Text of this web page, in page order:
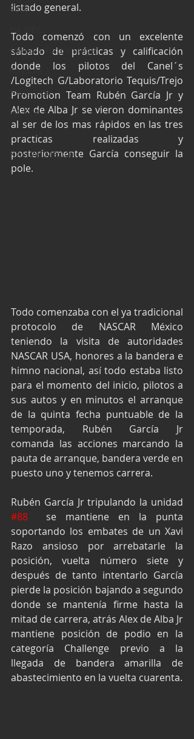
Rally
Fórmula Ford Vintage
Fórmula 3
Nauticopa
FIA TCR
Fórmula 2
NASCAR México
listado general.
Todo comenzó con un excelente
sábado de prácticas y calificación
donde los pilotos del Canel´s
/Logitech G/Laboratorio Tequis/Trejo
Promotion Team Rubén García Jr y
Alex de Alba Jr se vieron dominantes
al ser de los mas rápidos en las tres
practicas realizadas y
posteriormente García conseguir la
pole.
Todo comenzaba con el ya tradicional
protocolo de NASCAR México
teniendo la visita de autoridades
NASCAR USA, honores a la bandera e
himno nacional, así todo estaba listo
para el momento del inicio, pilotos a
sus autos y en minutos el arranque
de la quinta fecha puntuable de la
temporada, Rubén García Jr
comanda las acciones marcando la
pauta de arranque, bandera verde en
puesto uno y tenemos carrera.
#88
  se mantiene en la punta
soportando los embates de un Xavi
Razo ansioso por arrebatarle la
posición, vuelta número siete y
después de tanto intentarlo García
pierde la posición bajando a segundo
donde se mantenía firme hasta la
mitad de carrera, atrás Alex de Alba Jr
mantiene posición de podio en la
categoría Challenge previo a la
llegada de bandera amarilla de
abastecimiento en la vuelta cuarenta.